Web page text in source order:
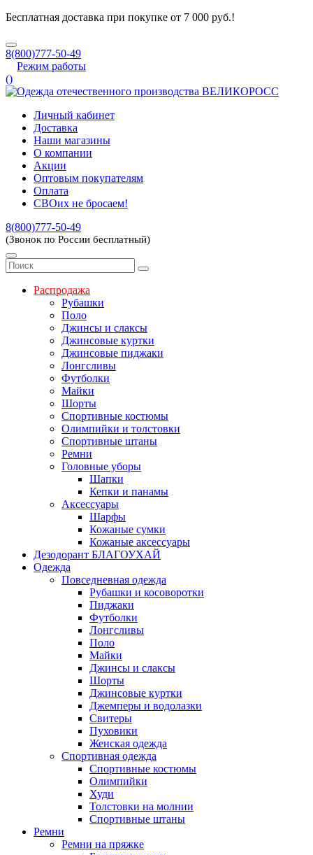
Бесплатная доставка при покупке от 7 000 руб.!
8(800)777-50-49
Режим работы
()
Личный кабинет
Доставка
Наши магазины
О компании
Акции
Оптовым покупателям
Оплата
СВОих не бросаем!
8(800)777-50-49
(Звонок по России бесплатный)
Распродажа
Рубашки
Поло
Джинсы и слаксы
Джинсовые куртки
Джинсовые пиджаки
Лонгсливы
Футболки
Майки
Шорты
Спортивные костюмы
Олимпийки и толстовки
Спортивные штаны
Ремни
Головные уборы
Шапки
Кепки и панамы
Аксессуары
Шарфы
Кожаные сумки
Кожаные аксессуары
Дезодорант БЛАГОУХАЙ
Одежда
Повседневная одежда
Рубашки и косоворотки
Пиджаки
Футболки
Лонгсливы
Поло
Майки
Джинсы и слаксы
Шорты
Джинсовые куртки
Джемперы и водолазки
Свитеры
Пуховики
Женская одежда
Спортивная одежда
Спортивные костюмы
Олимпийки
Худи
Толстовки на молнии
Спортивные штаны
Ремни
Ремни на пряжке